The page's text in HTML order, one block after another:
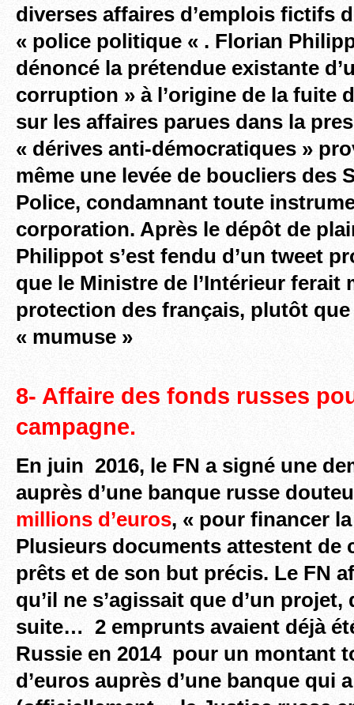
diverses affaires d’emplois fictifs
« police politique « . Florian
dénoncé la prétendue existante
corruption » à l’origine de la fuite
sur les affaires parues dans la
« dérives anti-démocratiques »
même une levée de boucliers des
Police, condamnant toute
corporation. Après le dépôt de
Philippot s’est fendu d’un tweet
que le Ministre de l’Intérieur ferait
protection des français, plutôt que
« mumuse »
8- Affaire des fonds russes
campagne.
En juin 2016, le FN a signé une
auprès d’une banque russe
millions d’euros, « pour financer
Plusieurs documents attestent de
prêts et de son but précis. Le FN
qu’il ne s’agissait que d’un projet,
suite… 2 emprunts avaient déjà
Russie en 2014 pour un montant
d’euros auprès d’une banque qui